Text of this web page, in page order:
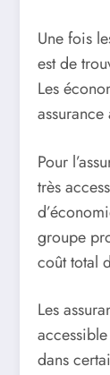
Une fois
est de
Les
Pour
très
groupe
coût total
Les
dans